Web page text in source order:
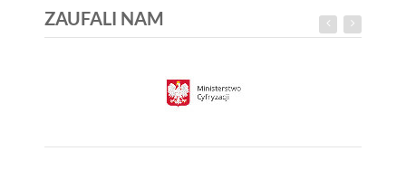
ZAUFALI NAM